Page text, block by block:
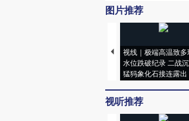
图片推荐
视线｜极端高温致多
水位跌破纪录 二战
猛犸象化石接连露出
视听推荐